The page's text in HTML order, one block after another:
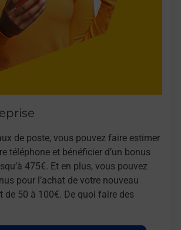
de poste, vous pouvez faire estimer
téléphone et bénéficier d’un bonus
475€. Et en plus, vous pouvez
pour l’achat de votre nouveau
de 50 à 100€. De quoi faire des